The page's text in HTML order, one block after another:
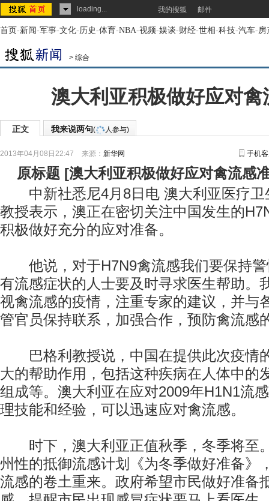
loading... 我的搜狐 邮件
首页-新闻-军事-文化-历史-体育-NBA-视频-娱谈-财经-世相-科技-汽车-房
> 综合
澳大利亚积极做好应对禽
正文 我来说两句( 人参与)
2013年04月08日22:47 来源： 新华网 手机
原标题 [澳大利亚积极做好应对禽流感
中新社悉尼4月8日电 澳大利亚医疗卫
教授表示，澳正在密切关注中国发生的
积极做好充分的应对准备。
他说，对于H7N9禽流感我们要保持警
有流感症状的人士要及时寻求医生帮助。
视禽流感的疫情，注重专家的建议，并与
管官员保持联系，加强合作，预防禽流感
巴格利教授说，中国在提供此次疫情
大的帮助作用，包括这种疾病在人体中的
组成等。澳大利亚在应对2009年H1N1流
理技能和经验，可以迅速应对禽流感。
时下，澳大利亚正值秋季，冬季将至
州性的抵御流感计划《为冬季做好准备》
流感的卷土重来。政府希望市民做好准备